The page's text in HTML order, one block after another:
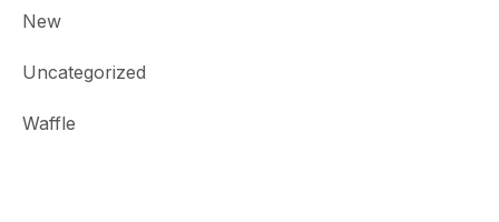
New
Uncategorized
Waffle